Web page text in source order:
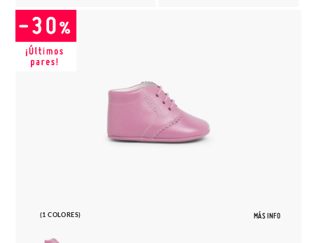
(1 COLORES) MÁS INFO